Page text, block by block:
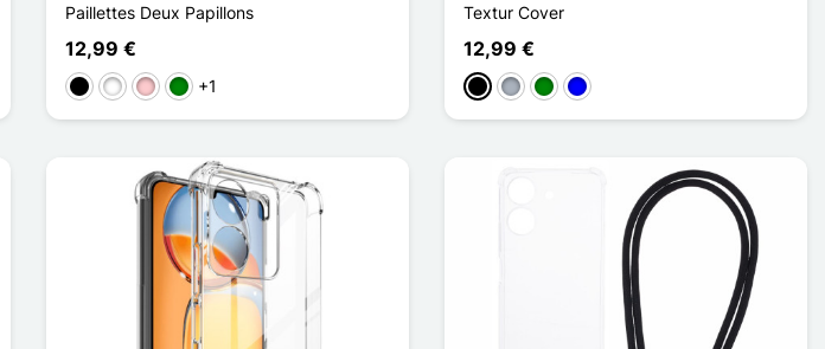
Paillettes Deux Papillons
12,99 €
Schwarz
WeißPinkGrün+1
Textur Cover
12,99 €
Schwarz
GrauGrünBlau